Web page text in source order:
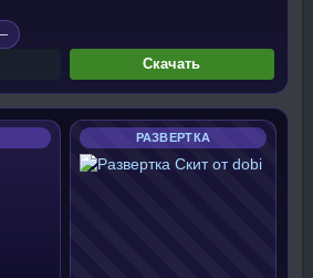
Скачать
РАЗВЕРТКА